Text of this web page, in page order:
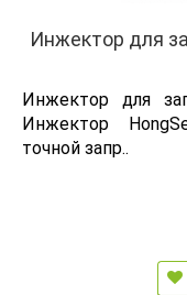
Инжектор для
Инжектор для
Инжектор
точной запр..